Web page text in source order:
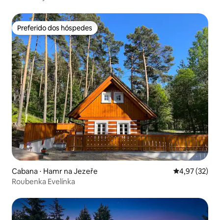
Preferido dos hóspedes
Preferido dos hóspedes
Cabana ⋅ Hamr na Jezeře 4,97 de uma
4,97 (32)
Roubenka Evelínka